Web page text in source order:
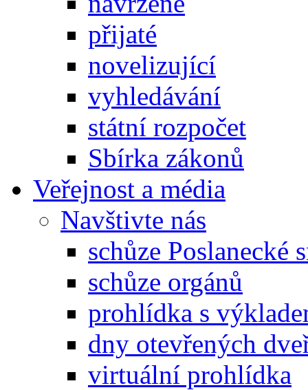
přijaté
novelizující
vyhledávání
státní rozpočet
Sbírka zákonů
Veřejnost a média
Navštivte nás
schůze Poslanecké
schůze orgánů
prohlídka s
dny otevřených
virtuální prohlídka